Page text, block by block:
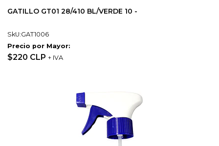
GATILLO GT01 28/410 BL/VERDE 10 -
SkU:GAT1006
Precio por Mayor:
$220 CLP + IVA